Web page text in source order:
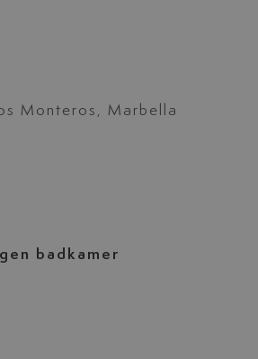
Monteros, Marbella
badkamer